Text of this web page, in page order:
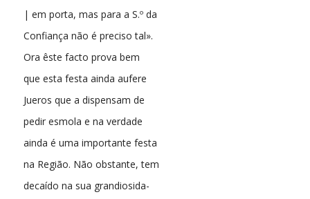
| em porta, mas para a S.º da
Confiança não é preciso tal».
Ora êste facto prova bem
que esta festa ainda aufere
Jueros que a dispensam de
pedir esmola e na verdade
ainda é uma importante festa
na Região. Não obstante, tem
decaído na sua grandiosida-